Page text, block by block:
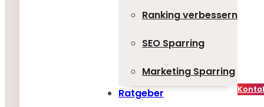
Ranking verbessern
SEO Sparring
Marketing Sparring
Ratgeber